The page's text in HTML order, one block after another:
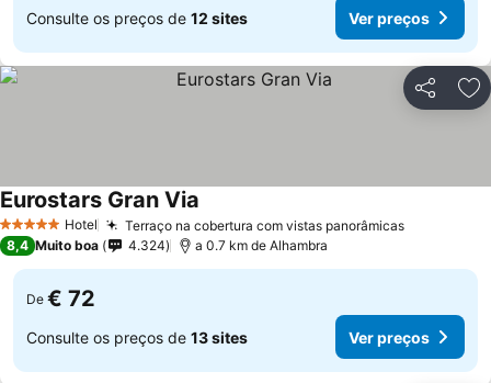
Consulte os preços de 12 sites Ver preços
Partilhar
5 Estrelas Hotel Terraço na cobertura com vistas panorâmicas
Eurostars Gran Via
8,4 Muito boa 4.324 a 0.7 km de Alhambra
De € 72
Consulte os preços de 13 sites Ver preços